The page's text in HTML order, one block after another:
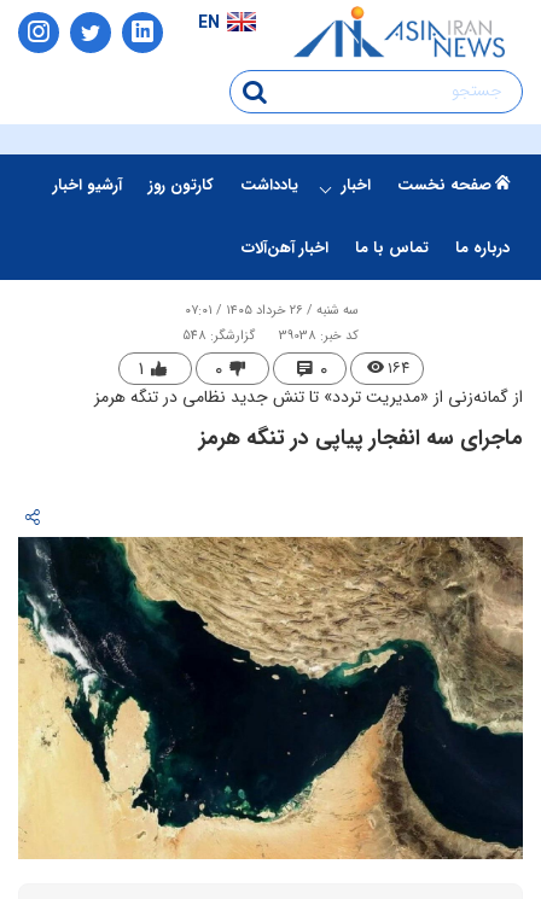
EN
صفحه نخست اخبار یادداشت کارتون روز آرشیو اخبار
درباره ما تماس با ما اخبار آهن‌آلات
سه شنبه / ۲۶ خرداد ۱۴۰۵ / ۰۷:۰۱
کد خبر: 39038
گزارشگر: 548
۱۶۴ ۰ ۰ ۱
از گمانه‌زنی از «مدیریت تردد» تا تنش جدید نظامی در تنگه هرمز
ماجرای سه انفجار پیاپی در تنگه هرمز